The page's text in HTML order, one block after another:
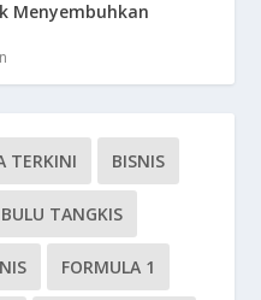
Menyembuhkan
TERKINI BISNIS
BULU TANGKIS
FORMULA 1